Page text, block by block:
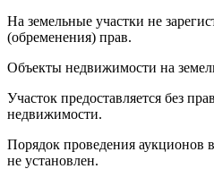
На земельные участки не
(обременения) прав.
Объекты недвижимости на
Участок предоставляется без
недвижимости.
Порядок проведения аукционов
не установлен.